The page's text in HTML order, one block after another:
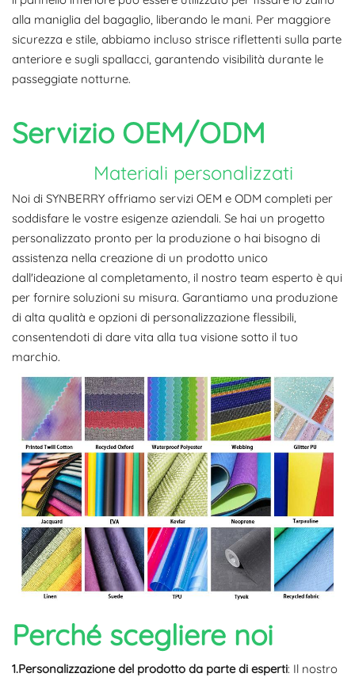
alla maniglia del bagaglio, liberando le mani. Per maggiore
sicurezza e stile, abbiamo incluso strisce riflettenti sulla parte
anteriore e sugli spallacci, garantendo visibilità durante le
passeggiate notturne.
Servizio OEM/ODM
Materiali personalizzati
Noi di SYNBERRY offriamo servizi OEM e ODM completi per
soddisfare le vostre esigenze aziendali. Se hai un progetto
personalizzato pronto per la produzione o hai bisogno di
assistenza nella creazione di un prodotto unico
dall'ideazione al completamento, il nostro team esperto è qui
per fornire soluzioni su misura. Garantiamo una produzione
di alta qualità e opzioni di personalizzazione flessibili,
consentendoti di dare vita alla tua visione sotto il tuo
marchio.
Perché scegliere noi
1.Personalizzazione del prodotto da parte di esperti: Il nostro